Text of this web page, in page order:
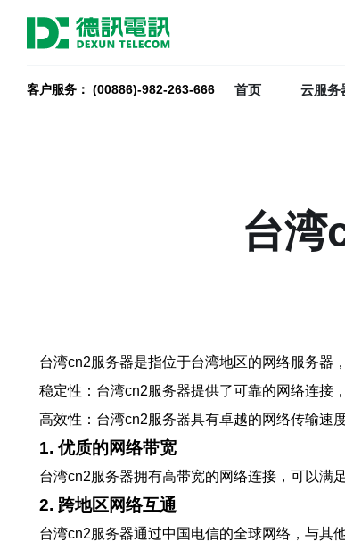
客户服务： (00886)-982-263-666 首页 云服务
台湾
台湾cn2服务器是指位于台湾地区的网络服务器
稳定性：台湾cn2服务器提供了可靠的网络连接
高效性：台湾cn2服务器具有卓越的网络传输速
1. 优质的网络带宽
台湾cn2服务器拥有高带宽的网络连接，可以满
2. 跨地区网络互通
台湾cn2服务器通过中国电信的全球网络，与其